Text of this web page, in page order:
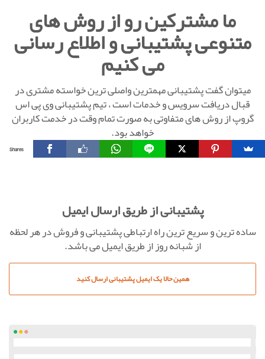
ما مشترکین رو از روش های
متنوعی پشتیبانی و اطلاع رسانی
می کنیم
میتوان گفت پشتیبانی مهمترین واصلی ترین خواسته مشتری در
قبال دریافت سرویس و خدمات است ، تیم پشتیبانی وی پی اس
گروپ از روش های متفاوتی به صورت تمام وقت در خدمت کاربران
خواهد بود.
پشتیبانی از طریق ارسال ایمیل
ساده ترین و سریع ترین راه ارتباطی پشتیبانی و فروش در هر لحظه
از شبانه روز از طریق ایمیل می باشد.
همین حالا یک ایمیل پشتیبانی ارسال کنید
Shares